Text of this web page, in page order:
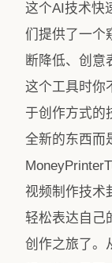
这个AI技术快
们提供了一
断降低、创意
这个工具时你
于创作方式的
全新的东西而
视频制作技术
轻松表达自己
创作之旅了。